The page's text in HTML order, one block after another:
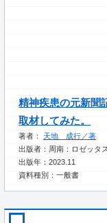
精神疾患の元新聞
取材してみた。
著者： 天地 成行／著
出版者：周南：ロゼッタ
出版年：2023.11
資料種別：一般書